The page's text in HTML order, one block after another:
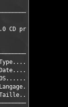
7.0 CD
[ Crack
[ 31/
[
[
[ 1 x